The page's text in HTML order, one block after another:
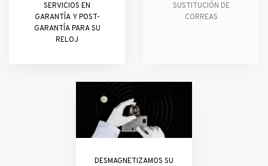
SERVICIOS EN
GARANTÍA Y POST-
GARANTÍA PARA SU
RELOJ
SUSTITUCIÓN DE
CORREAS
DESMAGNETIZAMOS SU